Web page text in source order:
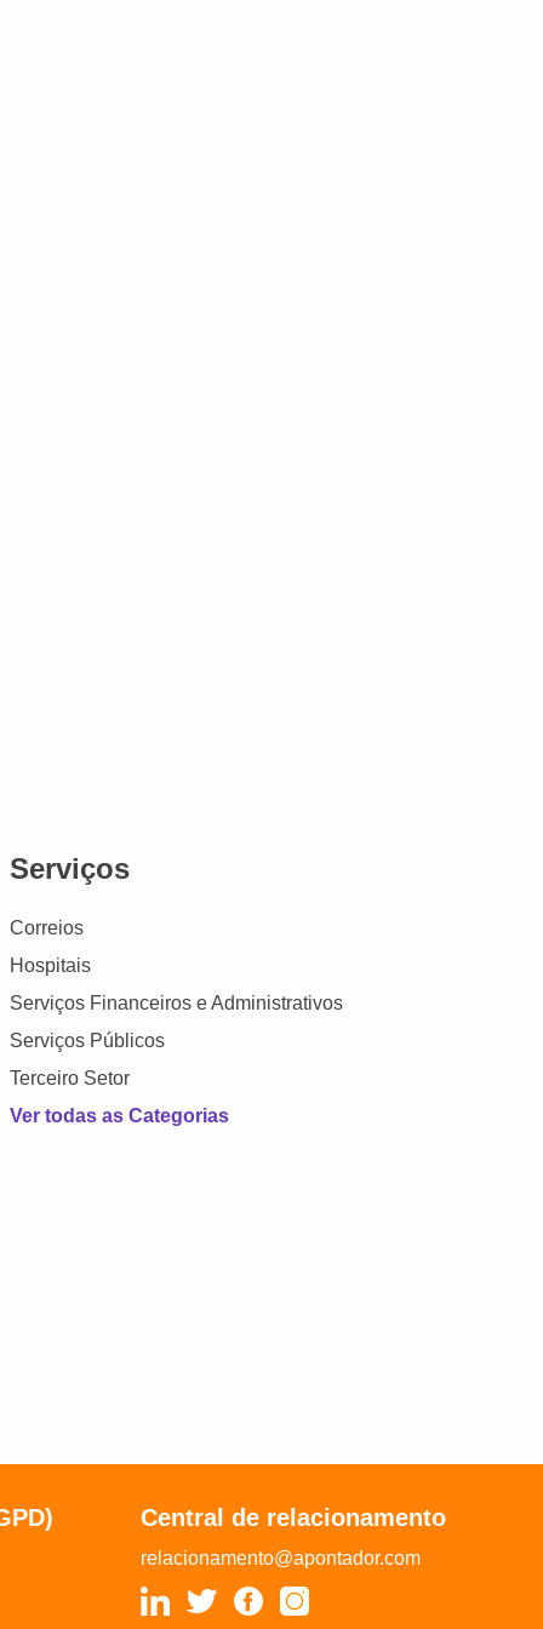
Serviços
Correios
Hospitais
Serviços Financeiros e Administrativos
Serviços Públicos
Terceiro Setor
Ver todas as Categorias
Central de relacionamento
relacionamento@apontador.com